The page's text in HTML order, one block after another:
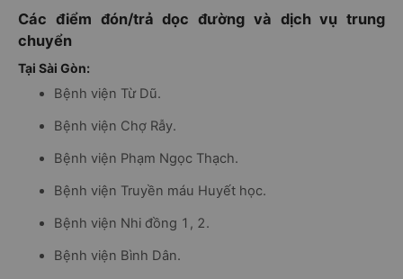
Các điểm đón/trả dọc đường và dịch vụ trung
chuyển
Tại Sài Gòn:
Bệnh viện Từ Dũ.
Bệnh viện Chợ Rẫy.
Bệnh viện Phạm Ngọc Thạch.
Bệnh viện Truyền máu Huyết học.
Bệnh viện Nhi đồng 1, 2.
Bệnh viện Bình Dân.